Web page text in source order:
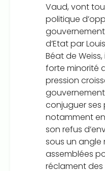
Vaud, vont
politique
gouvernement
d’Etat par
Béat de
forte minorité
pression
conjuguer ses
notamment
son refus
sous un angle
assemblées
réclament des